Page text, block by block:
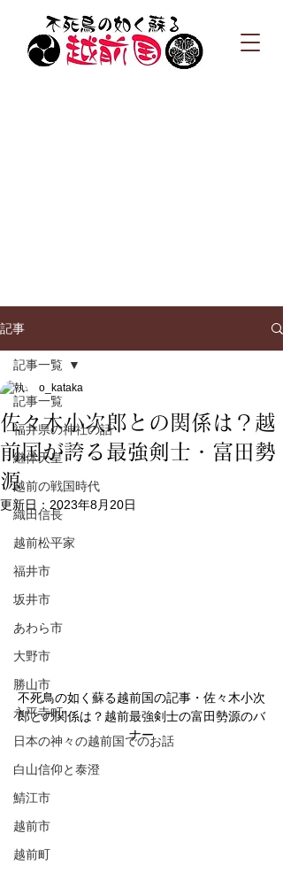
記事
記事一覧
福井県の神社の話
継体天皇
越前の戦国時代
織田信長
越前松平家
福井市
坂井市
あわら市
大野市
勝山市
永平寺町
日本の神々の越前国でのお話
白山信仰と泰澄
鯖江市
越前市
越前町
記事一覧
佐々木小次郎との関係は？越
前国が誇る最強剣士・富田勢
源
o_kataka
更新日： 2023年8月20日
不死鳥の如く蘇る越前国の記事・佐々木小次
郎との関係は？越前最強剣士の富田勢源のバ
ナー